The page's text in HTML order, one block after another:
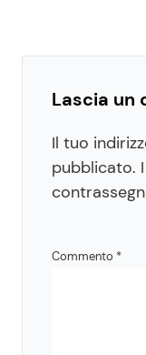
Lascia un
Il tuo
pubblicato.
Commento *